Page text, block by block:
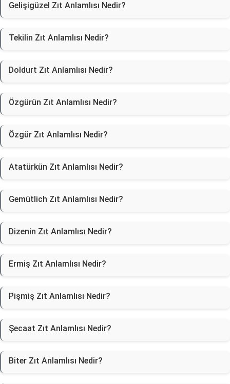
Gelişigüzel Zıt Anlamlısı Nedir?
Tekilin Zıt Anlamlısı Nedir?
Doldurt Zıt Anlamlısı Nedir?
Özgürün Zıt Anlamlısı Nedir?
Özgür Zıt Anlamlısı Nedir?
Atatürkün Zıt Anlamlısı Nedir?
Gemütlich Zıt Anlamlısı Nedir?
Dizenin Zıt Anlamlısı Nedir?
Ermiş Zıt Anlamlısı Nedir?
Pişmiş Zıt Anlamlısı Nedir?
Şecaat Zıt Anlamlısı Nedir?
Biter Zıt Anlamlısı Nedir?